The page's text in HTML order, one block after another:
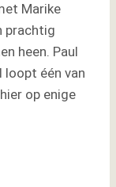
Marike
prachtig
heen. Paul
loopt één van
op enige